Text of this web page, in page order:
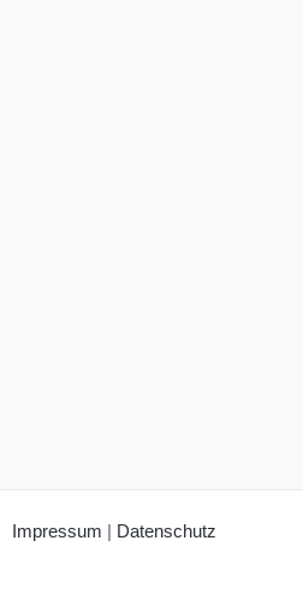
Impressum | Datenschutz